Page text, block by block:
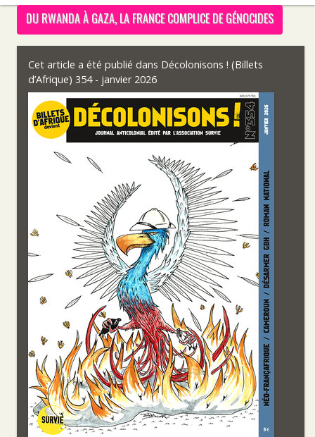
DU RWANDA À GAZA, LA FRANCE COMPLICE DE GÉNOCIDES
Cet article a été publié dans Décolonisons ! (Billets
d’Afrique) 354 - janvier 2026